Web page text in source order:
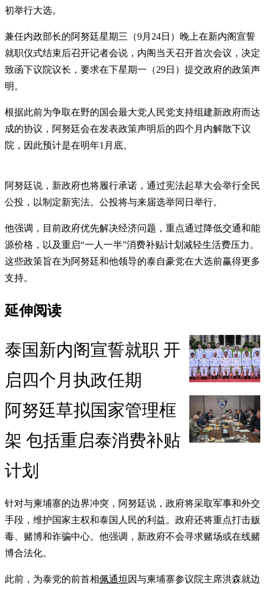
初举行大选。
兼任内政部长的阿努廷星期三（9月24日）晚上在新内阁宣誓
就职仪式结束后召开记者会说，内阁当天召开首次会议，决定
致函下议院议长，要求在下星期一（29日）提交政府的政策声
明。
根据此前为争取在野的国会最大党人民党支持组建新政府而达
成的协议，阿努廷会在发表政策声明后的四个月内解散下议
院，因此预计是在明年1月底。
阿努廷说，新政府也将履行承诺，通过宪法起草大会举行全民
公投，以制定新宪法。公投将与来届选举同日举行。
他强调，目前政府优先解决经济问题，重点通过降低交通和能
源价格，以及重启“一人一半”消费补贴计划减轻生活费压力。
这些政策旨在为阿努廷和他领导的泰自豪党在大选前赢得更多
支持。
延伸阅读
泰国新内阁宣誓就职 开
启四个月执政任期
阿努廷草拟国家管理框
架 包括重启泰消费补贴
计划
针对与柬埔寨的边界冲突，阿努廷说，政府将采取军事和外交
手段，维护国家主权和泰国人民的利益。政府还将重点打击贩
毒、赌博和诈骗中心。他强调，新政府不会寻求赌场或在线赌
博合法化。
此前，为泰党的前首相佩通坦 因与柬埔寨参议院主席洪森就边